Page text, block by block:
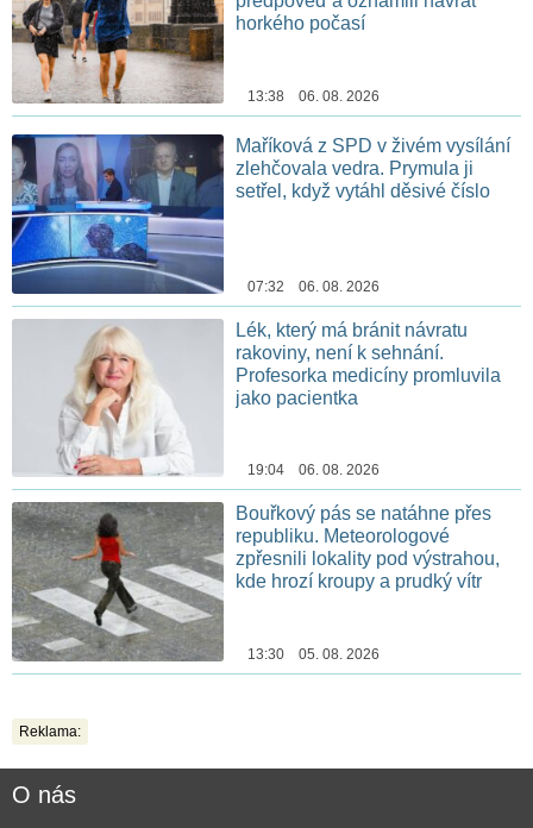
horkého počasí
13:38 06. 08. 2026
Maříková z SPD v živém vysílání
zlehčovala vedra. Prymula ji
setřel, když vytáhl děsivé číslo
07:32 06. 08. 2026
Lék, který má bránit návratu
rakoviny, není k sehnání.
Profesorka medicíny promluvila
jako pacientka
19:04 06. 08. 2026
Bouřkový pás se natáhne přes
republiku. Meteorologové
zpřesnili lokality pod výstrahou,
kde hrozí kroupy a prudký vítr
13:30 05. 08. 2026
Reklama:
O nás